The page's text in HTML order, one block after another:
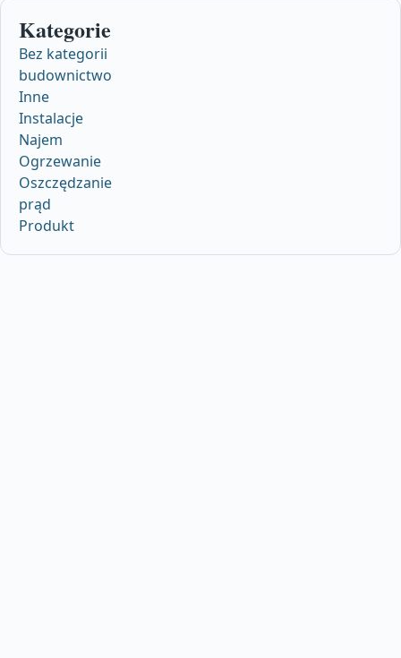
Kategorie
Bez kategorii
budownictwo
Inne
Instalacje
Najem
Ogrzewanie
Oszczędzanie
prąd
Produkt